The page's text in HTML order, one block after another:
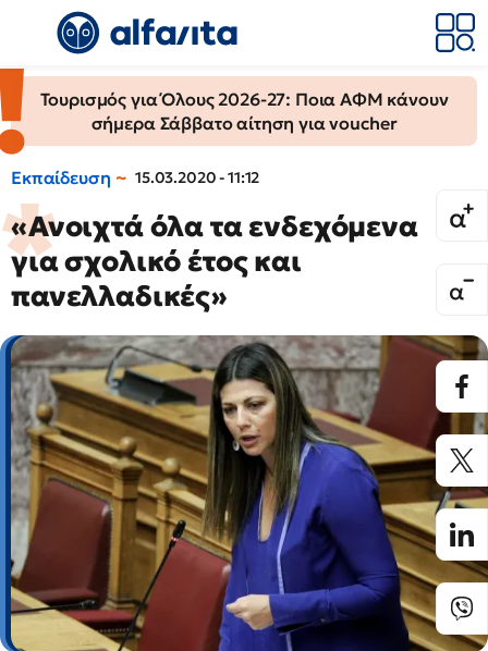
Τουρισμός για Όλους 2026-27: Ποια ΑΦΜ κάνουν
σήμερα Σάββατο αίτηση για voucher
Εκπαίδευση 15.03.2020 - 11:12
«Ανοιχτά όλα τα ενδεχόμενα
για σχολικό έτος και
πανελλαδικές»